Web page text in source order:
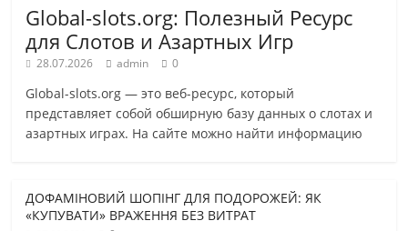
Global-slots.org: Полезный Ресурс
для Слотов и Азартных Игр
28.07.2026 admin 0
Global-slots.org — это веб-ресурс, который
представляет собой обширную базу данных о слотах и
азартных играх. На сайте можно найти информацию
ДОФАМІНОВИЙ ШОПІНГ ДЛЯ ПОДОРОЖЕЙ: ЯК
«КУПУВАТИ» ВРАЖЕННЯ БЕЗ ВИТРАТ